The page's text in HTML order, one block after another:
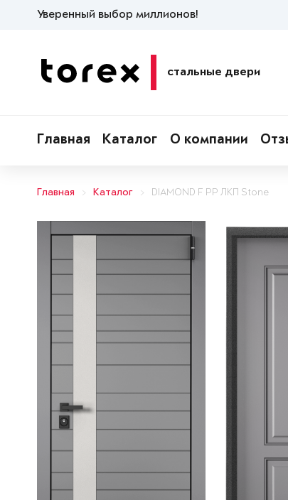
Уверенный выбор миллионов!
стальные двери
Главная Каталог О компании
Главная Каталог DIAMOND F PP ЛКП Stone